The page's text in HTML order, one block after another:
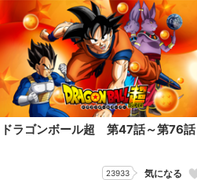
ドラゴンボール超 第47話～第76話
23933 気になる